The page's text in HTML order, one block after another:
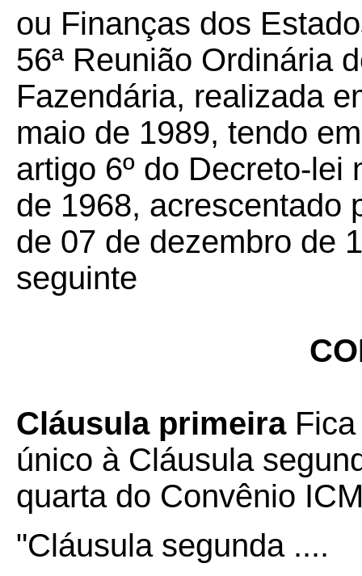
ou Finanças dos
56ª Reunião Ordinária
Fazendária, realizada
maio de 1989, tendo
artigo 6º do Decreto-lei
de 1968, acrescentado
de 07 de dezembro de
seguinte
Cláusula primeira
único à Cláusula
quarta do Convênio
"Cláusula segunda ....